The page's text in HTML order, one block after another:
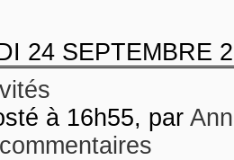
24 SEPTEMBRE
à 16h55, par